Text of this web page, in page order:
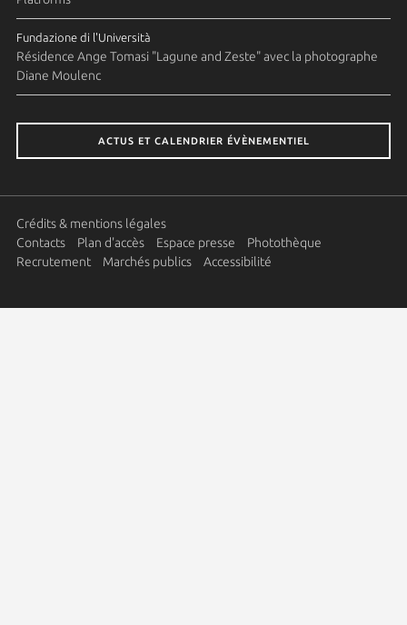
Fundazione di l'Università
Résidence Ange Tomasi "Lagune and Zeste" avec la photographe
Diane Moulenc
ACTUS ET CALENDRIER ÉVÈNEMENTIEL
Crédits & mentions légales
Contacts
Plan d'accès Espace presse
Photothèque
Recrutement
Marchés publics Accessibilité